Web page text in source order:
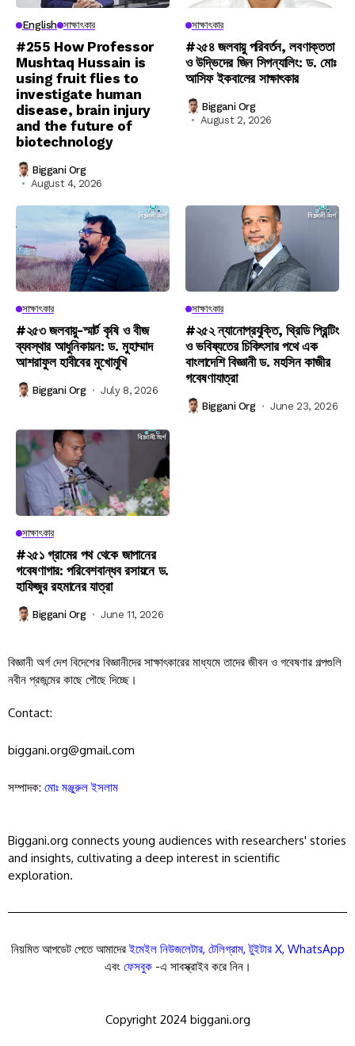
English সাক্ষাৎকার
#255 How Professor
Mushtaq Hussain is
using fruit flies to
investigate human
disease, brain injury
and the future of
biotechnology
Biggani Org
August 4, 2026
সাক্ষাৎকার
#২৫৪ জলবায়ু পরিবর্তন, লবণাক্ততা
ও উদ্ভিদের জিন সিগন্যালিং: ড. মোঃ
আসিফ ইকবালের সাক্ষাৎকার
Biggani Org
August 2, 2026
সাক্ষাৎকার
#২৫৩ জলবায়ু-স্মার্ট কৃষি ও বীজ
ব্যবস্থার আধুনিকায়ন: ড. মুহাম্মাদ
আশরাফুল হাবীবের মুখোমুখি
Biggani Org July 8, 2026
সাক্ষাৎকার
#২৫২ ন্যানোপ্রযুক্তি, থ্রিডি প্রিন্টিং
ও ভবিষ্যতের চিকিৎসার পথে এক
বাংলাদেশি বিজ্ঞানী ড. মহসিন কাজীর
গবেষণাযাত্রা
Biggani Org June 23, 2026
সাক্ষাৎকার
#২৫১ গ্রামের পথ থেকে জাপানের
গবেষণাগার: পরিবেশবান্ধব রসায়নে ড.
হাফিজুর রহমানের যাত্রা
Biggani Org June 11, 2026
বিজ্ঞানী অর্গ দেশ বিদেশের বিজ্ঞানীদের সাক্ষাৎকারের মাধ্যমে তাদের জীবন ও গবেষণার গল্পগুলি
নবীন প্রজন্মের কাছে পৌছে দিচ্ছে।
Contact:
biggani.org@gmail.com
সম্পাদক: মোঃ মঞ্জুরুল ইসলাম
Biggani.org connects young audiences with researchers' stories
and insights, cultivating a deep interest in scientific
exploration.
নিয়মিত আপডেট পেতে আমাদেরইমেইল নিউজলেটার, টেলিগ্রাম,টুইটার X, WhatsApp
এবং ফেসবুক-এ সাবস্ক্রাইব করে নিন।
Copyright 2024 biggani.org